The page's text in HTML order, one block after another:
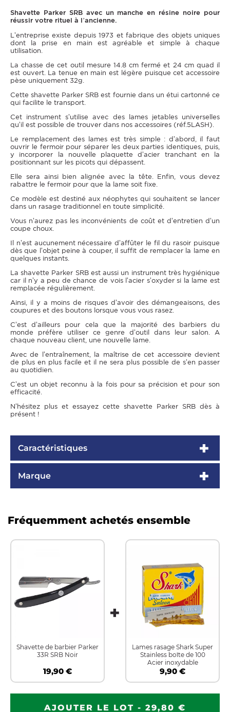
Shavette Parker SRB avec un manche en résine noire pour
réussir votre rituel à l’ancienne.
L’entreprise existe depuis 1973 et fabrique des objets uniques
dont la prise en main est agréable et simple à chaque
utilisation.
La chasse de cet outil mesure 14.8 cm fermé et 24 cm quad il
est ouvert. La tenue en main est légère puisque cet accessoire
pèse uniquement 32g.
Cette shavette Parker SRB est fournie dans un étui cartonné ce
qui facilite le transport.
Cet instrument s’utilise avec des lames jetables universelles
qu’il est possible de trouver dans nos accessoires (réf.5LASH).
Le remplacement des lames est très simple : d’abord, il faut
ouvrir le fermoir pour séparer les deux parties identiques, puis,
y incorporer la nouvelle plaquette d’acier tranchant en la
positionnant sur les picots qui dépassent.
Elle sera ainsi bien alignée avec la tête. Enfin, vous devez
rabattre le fermoir pour que la lame soit fixe.
Ce modèle est destiné aux néophytes qui souhaitent se lancer
dans un rasage traditionnel en toute simplicité.
Vous n’aurez pas les inconvénients de coût et d’entretien d’un
coupe choux.
Il n’est aucunement nécessaire d’affûter le fil du rasoir puisque
dès que l’objet peine à couper, il suffit de remplacer la lame en
quelques instants.
La shavette Parker SRB est aussi un instrument très hygiénique
car il n’y a peu de chance de vois l’acier s’oxyder si la lame est
remplacée régulièrement.
Ainsi, il y a moins de risques d’avoir des démangeaisons, des
coupures et des boutons lorsque vous vous rasez.
C’est d’ailleurs pour cela que la majorité des barbiers du
monde préfère utiliser ce genre d’outil dans leur salon. A
chaque nouveau client, une nouvelle lame.
Avec de l’entraînement, la maîtrise de cet accessoire devient
de plus en plus facile et il ne sera plus possible de s’en passer
au quotidien.
C’est un objet reconnu à la fois pour sa précision et pour son
efficacité.
N’hésitez plus et essayez cette shavette Parker SRB dès à
présent !
Caractéristiques
Marque
Fréquemment achetés ensemble
Shavette de barbier Parker
33R SRB Noir
19,90 €
Lames rasage Shark Super
Stainless boîte de 100
Acier inoxydable
9,90 €
AJOUTER LE LOT - 29,80 €